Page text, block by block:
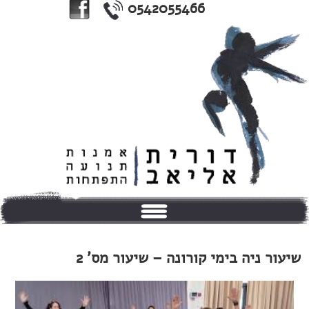
0542055466
טיפולים
שיעור ניה בימי קורונה – שיעור מס' 2